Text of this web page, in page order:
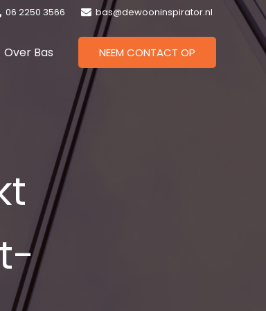
06 2250 3566 bas@dewooninspirator.nl
Over Bas NEEM CONTACT OP